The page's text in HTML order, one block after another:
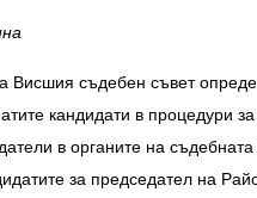
Висшия съдебен съвет
кандидати в процедури
в органите на
за председател на